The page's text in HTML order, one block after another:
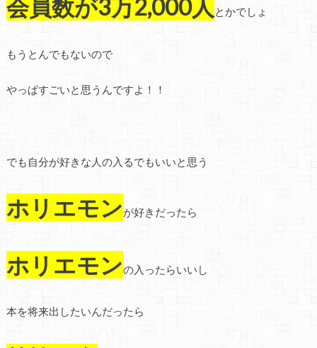
会員数が3万2,000人 とかでしょ
もうとんでもないので
やっぱすごいと思うんですよ！！
でも自分が好きな人の入るでもいいと思う
ホリエモンが好きだったら
ホリエモンの入ったらいいし
本を将来出したいんだったら